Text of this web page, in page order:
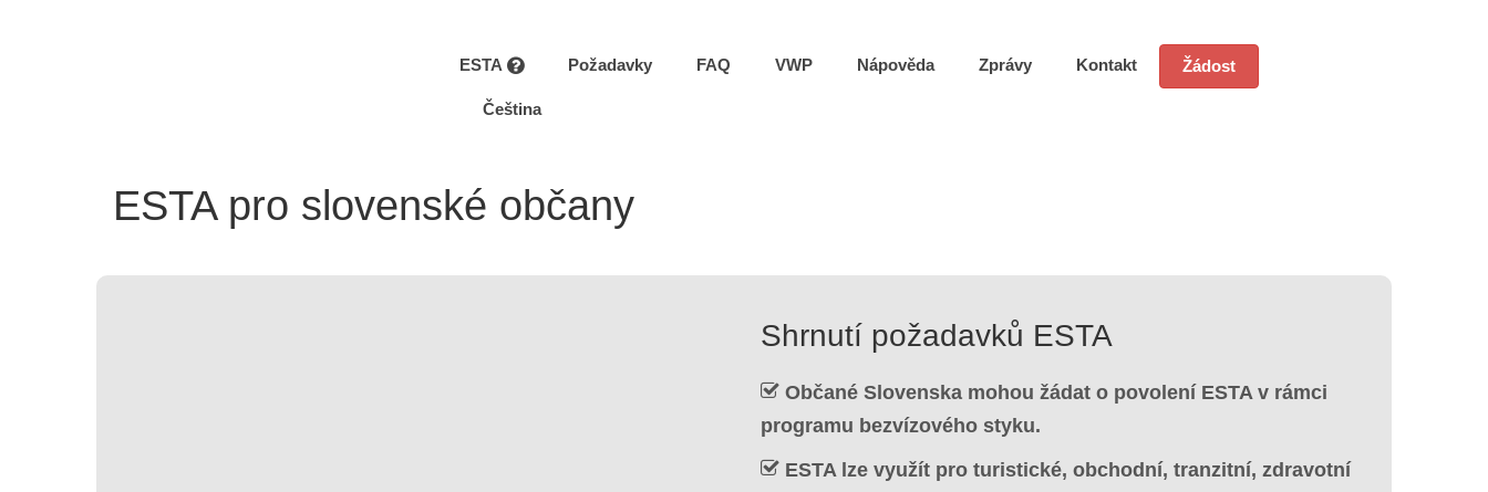
ESTA Požadavky FAQ VWP Nápověda Zprávy Kontakt Žádost
Čeština
ESTA pro slovenské občany
Shrnutí požadavků ESTA
Občané Slovenska mohou žádat o povolení ESTA v rámci
programu bezvízového styku.
ESTA lze využít pro turistické, obchodní, tranzitní, zdravotní